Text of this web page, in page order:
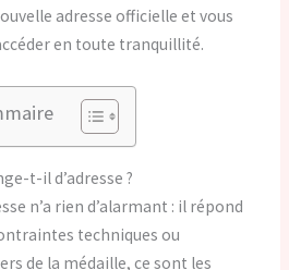
adresse officielle et vous
en toute tranquillité.
t-il d’adresse ?
n’a rien d’alarmant : il répond
techniques ou
de la médaille, ce sont les